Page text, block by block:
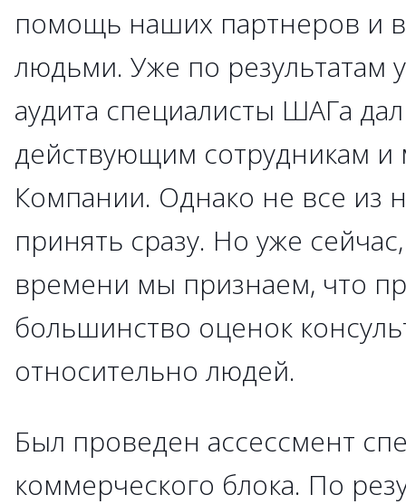
помощь наших партнеров и
людьми. Уже по результатам
аудита специалисты ШАГа
действующим сотрудникам
Компании. Однако не все из
принять сразу. Но уже
времени мы признаем, что
большинство оценок
относительно людей.
Был проведен ассессмент
коммерческого блока. По